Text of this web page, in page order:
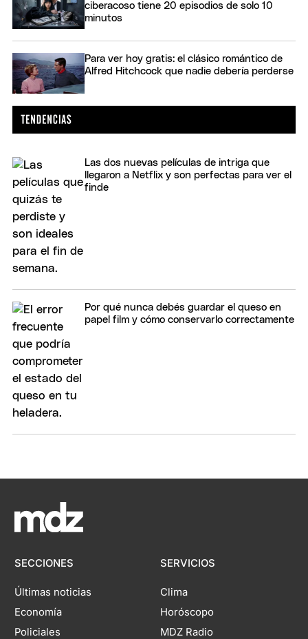
ciberacoso tiene 20 episodios de solo 10
minutos
Para ver hoy gratis: el clásico romántico de
Alfred Hitchcock que nadie debería perderse
Las dos nuevas películas de intriga que
llegaron a Netflix y son perfectas para ver el
finde
Por qué nunca debés guardar el queso en
papel film y cómo conservarlo correctamente
SECCIONES
Últimas noticias
Economía
Policiales
SERVICIOS
Clima
Horóscopo
MDZ Radio